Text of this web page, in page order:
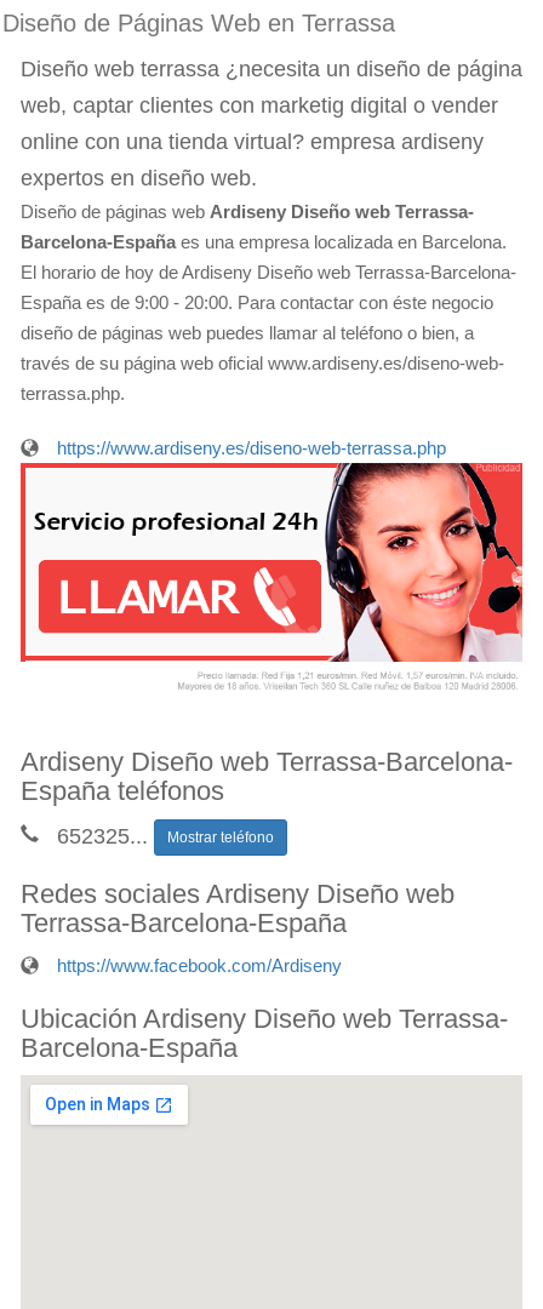
Diseño de Páginas Web en Terrassa
Diseño web terrassa ¿necesita un diseño de página
web, captar clientes con marketig digital o vender
online con una tienda virtual? empresa ardiseny
expertos en diseño web.
Diseño de páginas web Ardiseny Diseño web Terrassa-
Barcelona-España es una empresa localizada en Barcelona.
El horario de hoy de Ardiseny Diseño web Terrassa-Barcelona-
España es de 9:00 - 20:00. Para contactar con éste negocio
diseño de páginas web puedes llamar al teléfono o bien, a
través de su página web oficial www.ardiseny.es/diseno-web-
terrassa.php.
https://www.ardiseny.es/diseno-web-terrassa.php
Ardiseny Diseño web Terrassa-Barcelona-
España teléfonos
652325... Mostrar teléfono
Redes sociales Ardiseny Diseño web
Terrassa-Barcelona-España
https://www.facebook.com/Ardiseny
Ubicación Ardiseny Diseño web Terrassa-
Barcelona-España